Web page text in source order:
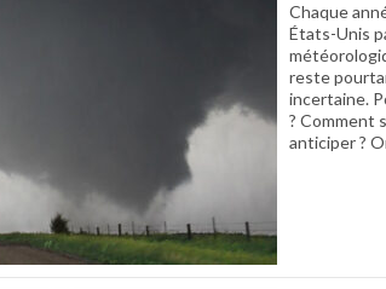
Chaque
États-Unis
reste
incertaine.
? Comment
anticiper ?